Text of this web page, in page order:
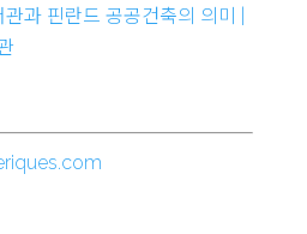
과 핀란드 공공건축의 의미 |